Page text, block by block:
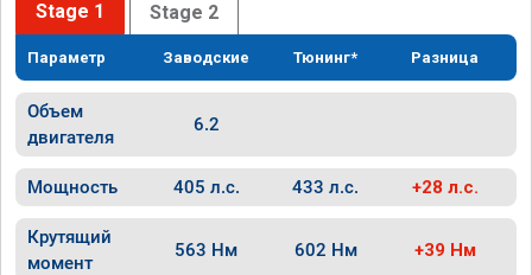
Stage 1 Stage 2
Параметр Заводские Тюнинг* Разница
Объем
двигателя
6.2
Мощность 405 л.с. 433 л.с. +28 л.с.
Крутящий
момент
563 Нм 602 Нм +39 Нм